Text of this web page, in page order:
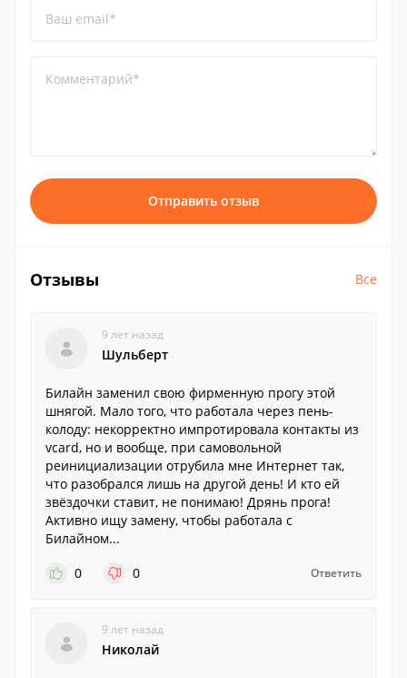
Ваш email*
Комментарий*
Отправить отзыв
Отзывы Все
9 лет назад
Шульберт
Билайн заменил свою фирменную прогу этой
шнягой. Мало того, что работала через пень-
колоду: некорректно импротировала контакты из
vcard, но и вообще, при самовольной
реинициализации отрубила мне Интернет так,
что разобрался лишь на другой день! И кто ей
звёздочки ставит, не понимаю! Дрянь прога!
Активно ищу замену, чтобы работала с
Билайном...
0
0 Ответить
9 лет назад
Николай